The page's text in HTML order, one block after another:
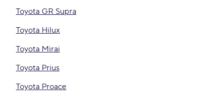
Toyota GR Supra
Toyota Hilux
Toyota Mirai
Toyota Prius
Toyota Proace